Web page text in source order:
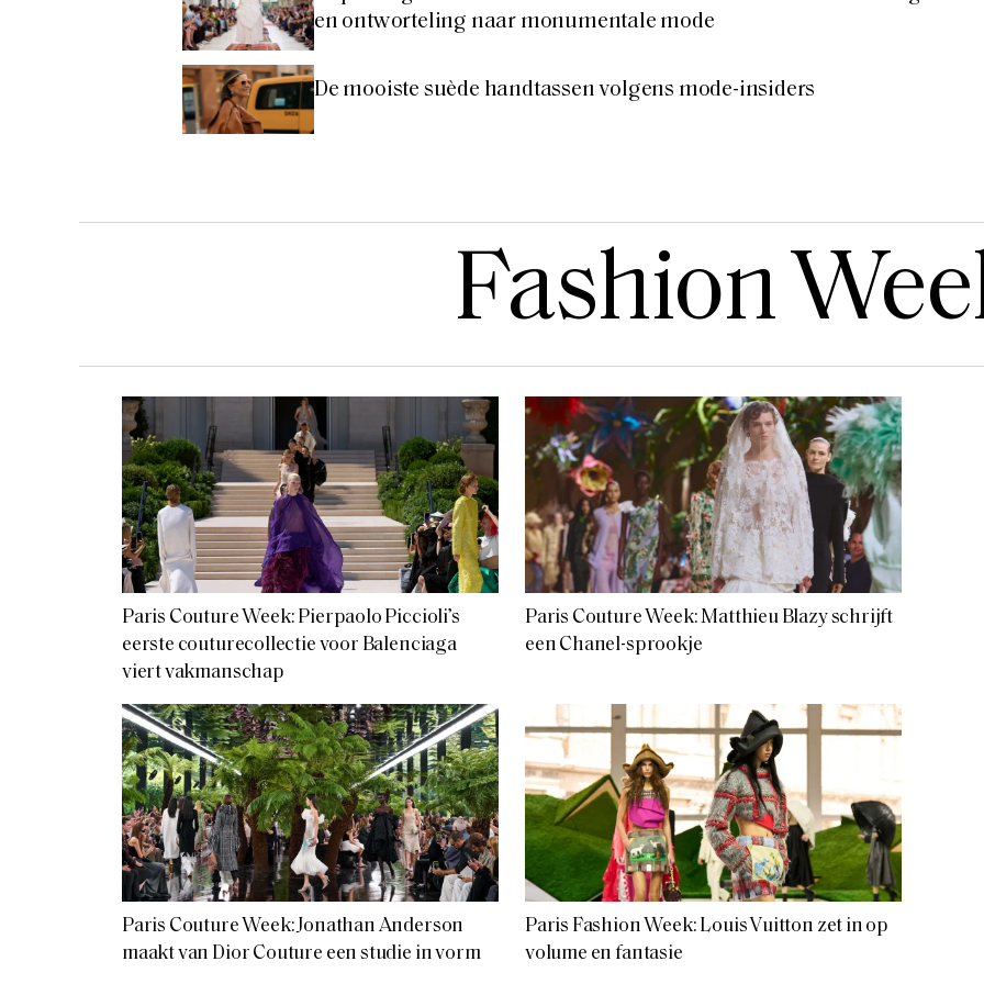
en ontworteling naar monumentale mode
De mooiste suède handtassen volgens mode-insiders
Fashion
Paris Couture Week: Pierpaolo Piccioli’s
eerste couturecollectie voor Balenciaga
viert vakmanschap
Paris Couture Week: Matthieu Blazy schrijft
een Chanel-sprookje
Paris Couture Week: Jonathan Anderson
maakt van Dior Couture een studie in vorm
Paris Fashion Week: Louis Vuitton zet in op
volume en fantasie